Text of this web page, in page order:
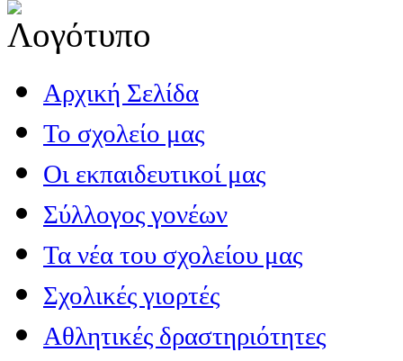
Αρχική Σελίδα
Το σχολείο μας
Οι εκπαιδευτικοί μας
Σύλλογος γονέων
Τα νέα του σχολείου μας
Σχολικές γιορτές
Αθλητικές δραστηριότητες